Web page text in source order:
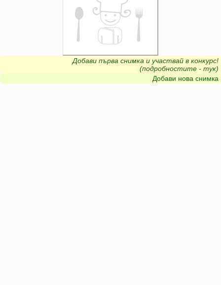
Добави първа снимка и участвай в конкурс!
(подробностите - тук)
Добави нова снимка